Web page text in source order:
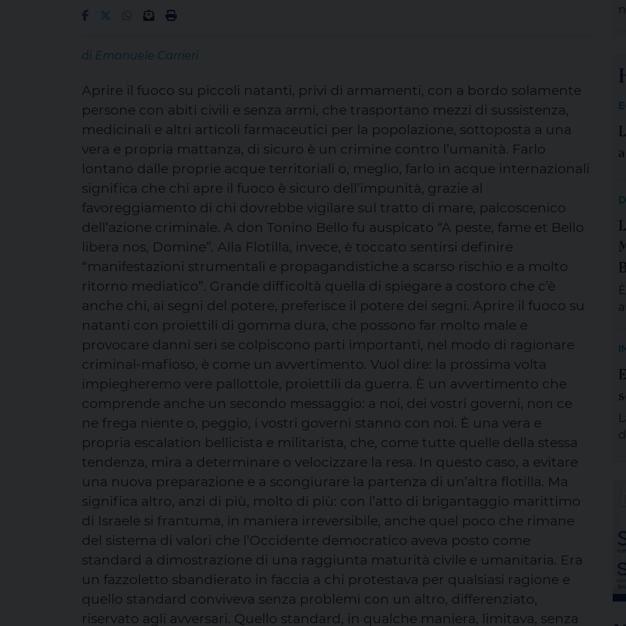
di Emanuele Carrieri
Aprire il fuoco su piccoli natanti, privi di armamenti, con a bordo solamente
persone con abiti civili e senza armi, che trasportano mezzi di sussistenza,
medicinali e altri articoli farmaceutici per la popolazione, sottoposta a una
vera e propria mattanza, di sicuro è un crimine contro l’umanità. Farlo
lontano dalle proprie acque territoriali o, meglio, farlo in acque internazionali
significa che chi apre il fuoco è sicuro dell’impunità, grazie al
favoreggiamento di chi dovrebbe vigilare sul tratto di mare, palcoscenico
dell’azione criminale. A don Tonino Bello fu auspicato “A peste, fame et Bello
libera nos, Domine”. Alla Flotilla, invece, è toccato sentirsi definire
“manifestazioni strumentali e propagandistiche a scarso rischio e a molto
ritorno mediatico”. Grande difficoltà quella di spiegare a costoro che c’è
anche chi, ai segni del potere, preferisce il potere dei segni. Aprire il fuoco su
natanti con proiettili di gomma dura, che possono far molto male e
provocare danni seri se colpiscono parti importanti, nel modo di ragionare
criminal-mafioso, è come un avvertimento. Vuol dire: la prossima volta
impiegheremo vere pallottole, proiettili da guerra. È un avvertimento che
comprende anche un secondo messaggio: a noi, dei vostri governi, non ce
ne frega niente o, peggio, i vostri governi stanno con noi. È una vera e
propria escalation bellicista e militarista, che, come tutte quelle della stessa
tendenza, mira a determinare o velocizzare la resa. In questo caso, a evitare
una nuova preparazione e a scongiurare la partenza di un’altra flotilla. Ma
significa altro, anzi di più, molto di più: con l’atto di brigantaggio marittimo
di Israele si frantuma, in maniera irreversibile, anche quel poco che rimane
del sistema di valori che l’Occidente democratico aveva posto come
standard a dimostrazione di una raggiunta maturità civile e umanitaria. Era
un fazzoletto sbandierato in faccia a chi protestava per qualsiasi ragione e
quello standard conviveva senza problemi con un altro, differenziato,
riservato agli avversari. Quello standard, in qualche maniera, limitava, senza